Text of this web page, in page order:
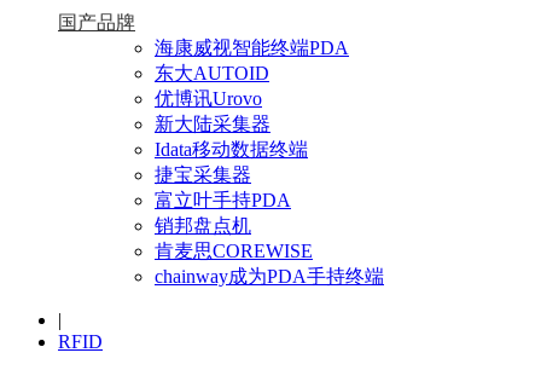
国产品牌
海康威视智能终端PDA
东大AUTOID
优博讯Urovo
新大陆采集器
Idata移动数据终端
捷宝采集器
富立叶手持PDA
销邦盘点机
肯麦思COREWISE
chainway成为PDA手持终端
|
RFID